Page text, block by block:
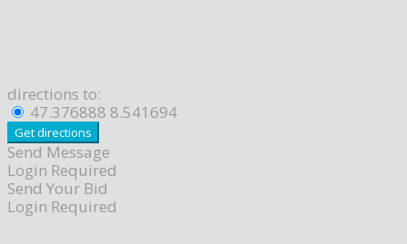
directions to:
47.376888 8.541694
Send Message
Login Required
Send Your Bid
Login Required